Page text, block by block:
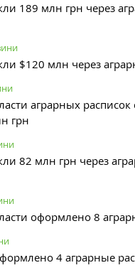
189 млн грн через
$120 млн через
аграрных
грн
82 млн грн через
оформлено 8
4 аграрные